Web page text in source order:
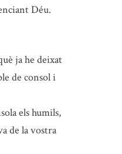
Déu.
ja he deixat
de consol i
els humils,
de la vostra